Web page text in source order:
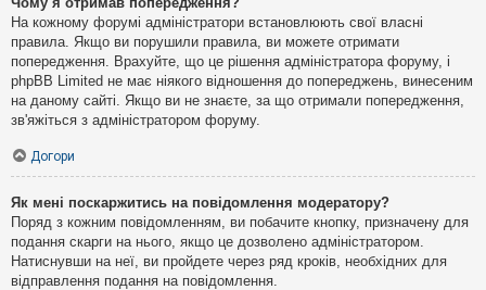
На кожному форумі адміністратори встановлюють свої власні
правила. Якщо ви порушили правила, ви можете отримати
попередження. Врахуйте, що це рішення адміністратора форуму, і
phpBB Limited не має ніякого відношення до попереджень, винесеним
на даному сайті. Якщо ви не знаєте, за що отримали попередження,
зв'яжіться з адміністратором форуму.
Догори
Як мені поскаржитись на повідомлення модератору?
Поряд з кожним повідомленням, ви побачите кнопку, призначену для
подання скарги на нього, якщо це дозволено адміністратором.
Натиснувши на неї, ви пройдете через ряд кроків, необхідних для
відправлення подання на повідомлення.